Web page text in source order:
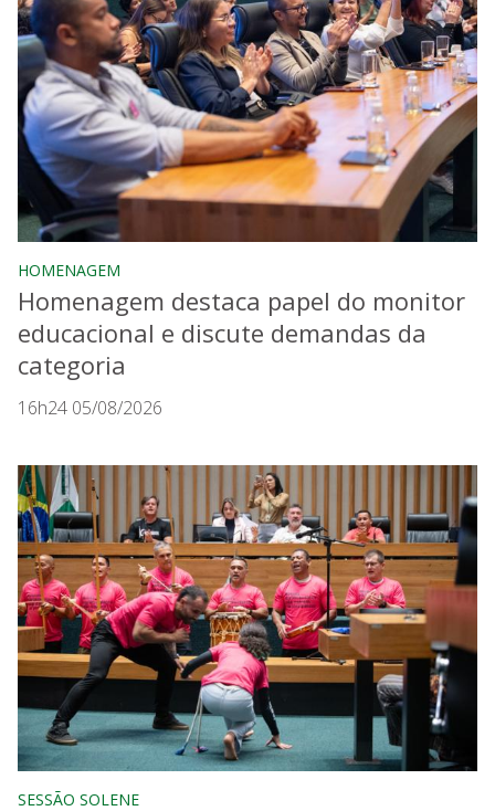
HOMENAGEM
Homenagem destaca papel do monitor
educacional e discute demandas da
categoria
16h24 05/08/2026
SESSÃO SOLENE